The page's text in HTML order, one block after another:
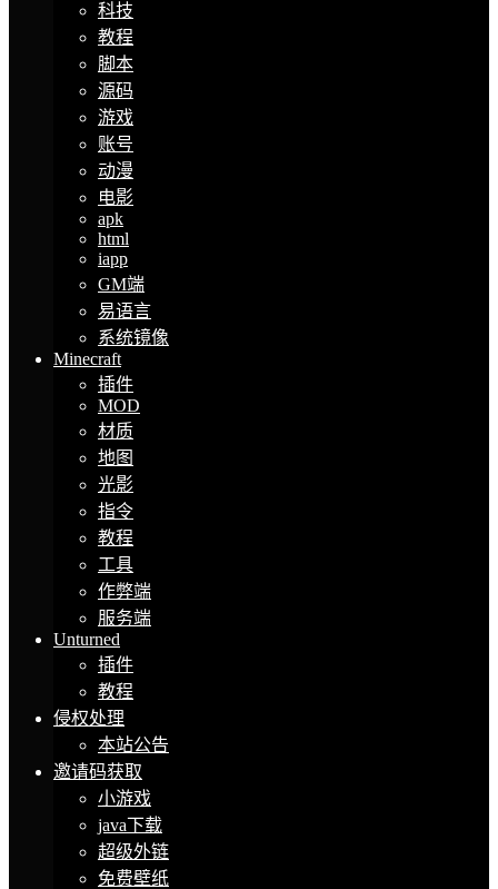
科技
教程
脚本
源码
游戏
账号
动漫
电影
apk
html
iapp
GM端
易语言
系统镜像
Minecraft
插件
MOD
材质
地图
光影
指令
教程
工具
作弊端
服务端
Unturned
插件
教程
侵权处理
本站公告
邀请码获取
小游戏
java下载
超级外链
免费壁纸